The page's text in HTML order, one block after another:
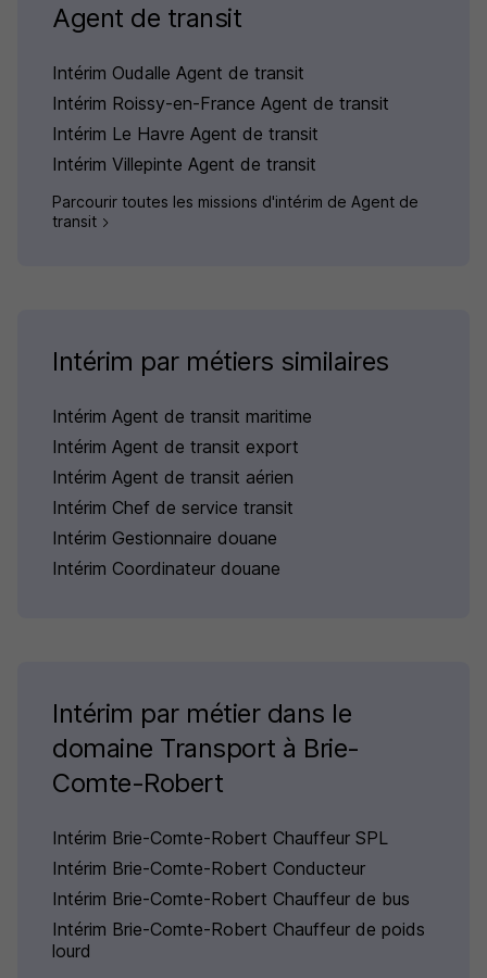
Agent de transit
Intérim Oudalle Agent de transit
Intérim Roissy-en-France Agent de transit
Intérim Le Havre Agent de transit
Intérim Villepinte Agent de transit
Parcourir toutes les missions d'intérim de Agent de
transit
Intérim par métiers similaires
Intérim Agent de transit maritime
Intérim Agent de transit export
Intérim Agent de transit aérien
Intérim Chef de service transit
Intérim Gestionnaire douane
Intérim Coordinateur douane
Intérim par métier dans le
domaine Transport à Brie-
Comte-Robert
Intérim Brie-Comte-Robert Chauffeur SPL
Intérim Brie-Comte-Robert Conducteur
Intérim Brie-Comte-Robert Chauffeur de bus
Intérim Brie-Comte-Robert Chauffeur de poids
lourd